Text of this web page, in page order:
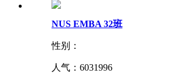
NUS EMBA 32班
性别：
人气： 6031996